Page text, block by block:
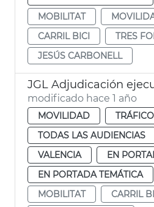
MOBILITAT
CARRIL BICI
TRES
JESÚS CARBONELL
modificado hace 1 año
MOVILIDAD
TRÁFICO
TODAS LAS AUDIENCIAS
VALENCIA
EN
EN PORTADA TEMÁTICA
MOBILITAT
CARRIL